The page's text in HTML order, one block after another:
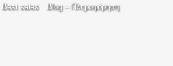
Best sales
Βlog – Πληροφόρηση